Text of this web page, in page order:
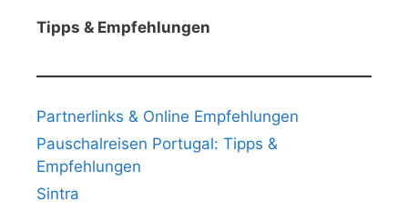
Tipps & Empfehlungen
Partnerlinks & Online Empfehlungen
Pauschalreisen Portugal: Tipps &
Empfehlungen
Sintra